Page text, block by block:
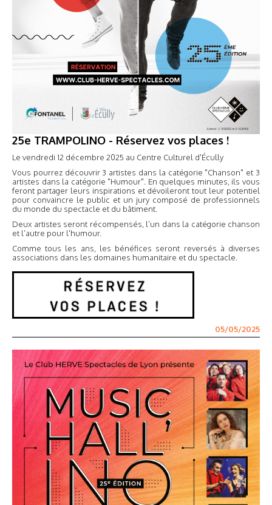
25e TRAMPOLINO - Réservez vos places !
Le vendredi 12 décembre 2025 au Centre Culturel d'Écully
Vous pourrez découvrir 3 artistes dans la catégorie "Chanson" et 3
artistes dans la catégorie "Humour". En quelques minutes, ils vous
feront partager leurs inspirations et dévoileront tout leur potentiel
pour convaincre le public et un jury composé de professionnels
du monde du spectacle et du bâtiment.
Deux artistes seront récompensés, l’un dans la catégorie chanson
et l’autre pour l'humour.
Comme tous les ans, les bénéfices seront reversés à diverses
associations dans les domaines humanitaire et du spectacle.
05/05/2025